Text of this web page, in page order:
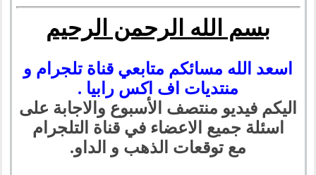
بسم الله الرحمن الرحيم
اسعد الله مسائكم متابعي قناة تلجرام و
منتديات اف اكس رابيا .
اليكم فيديو منتصف الأسبوع والاجابة على
اسئلة جميع الاعضاء في قناة التلجرام
مع توقعات الذهب و الداو.